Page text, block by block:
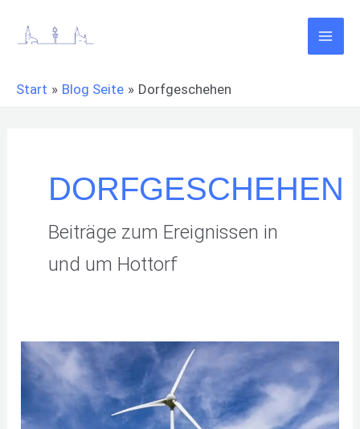
Inhalt
Start Blog Seite Dorfgeschehen
DORFGESCHEHEN
Beiträge zum Ereignissen in
und um Hottorf
Neue
Windenergieanlagen
Richtung